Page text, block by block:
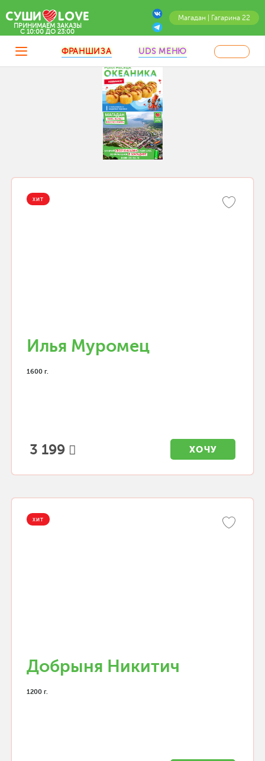
Магадан | Гагарина 22
ПРИНИМАЕМ ЗАКАЗЫ
C 10:00 ДО 23:00
ФРАНШИЗА UDS МЕНЮ
ХИТ
Илья Муромец
1600 г.
3 199 ХОЧУ
ХИТ
Добрыня Никитич
1200 г.